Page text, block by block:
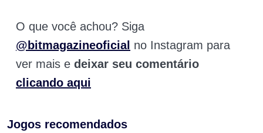
O que você achou? Siga
@bitmagazineoficial no Instagram para
ver mais e deixar seu comentário
clicando aqui
Jogos recomendados